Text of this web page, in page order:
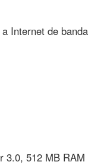
Internet de banda
3.0, 512 MB RAM